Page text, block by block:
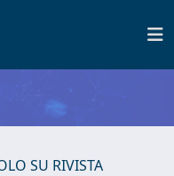
SU RIVISTA